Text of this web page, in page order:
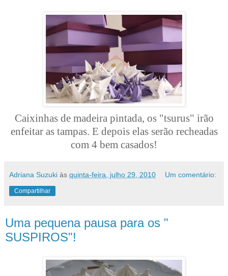
Caixinhas de madeira pintada, os "tsurus" irão
enfeitar as tampas. E depois elas serão recheadas
com 4 bem casados!
Adriana Suzuki às quinta-feira, julho 29, 2010 Um comentário:
Compartilhar
Uma pequena pausa para os "
SUSPIROS"!